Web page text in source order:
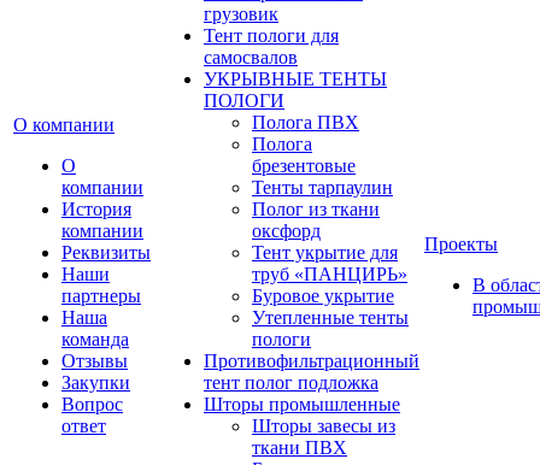
О компании
О
компании
История
компании
Реквизиты
Наши
партнеры
Наша
команда
Отзывы
Закупки
Вопрос
ответ
грузовик
Тент пологи для
самосвалов
УКРЫВНЫЕ ТЕНТЫ
ПОЛОГИ
Полога ПВХ
Полога
брезентовые
Тенты тарпаулин
Полог из ткани
оксфорд
Тент укрытие для
труб «ПАНЦИРЬ»
Буровое укрытие
Утепленные тенты
пологи
Противофильтрационный
тент полог подложка
Шторы промышленные
Шторы завесы из
ткани ПВХ
Проекты
В